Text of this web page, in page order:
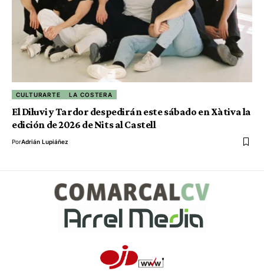
CULTURARTE LA COSTERA
El Diluvi y Tardor despedirán este sábado en Xàtiva la
edición de 2026 de Nits al Castell
PorAdrián Lupiáñez